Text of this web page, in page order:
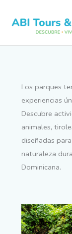
Los parques
experiencias
Descubre
animales,
diseñadas
naturaleza
Dominicana.